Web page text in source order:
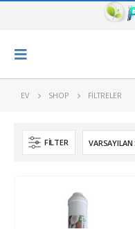
EV SHOP FILTRELER
FILTER